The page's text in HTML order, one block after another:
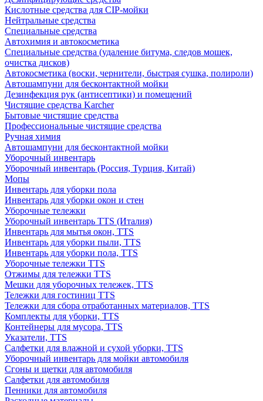
Кислотные средства для CIP-мойки
Нейтральные средства
Специальные средства
Автохимия и автокосметика
Специальные средства (удаление битума, следов мошек,
очистка дисков)
Автокосметика (воски, чернители, быстрая сушка, полироли)
Автошампуни для бесконтактной мойки
Дезинфекция рук (антисептики) и помещений
Чистящие средства Karcher
Бытовые чистящие средства
Профессиональные чистящие средства
Ручная химия
Автошампуни для бесконтактной мойки
Уборочный инвентарь
Уборочный инвентарь (Россия, Турция, Китай)
Мопы
Инвентарь для уборки пола
Инвентарь для уборки окон и стен
Уборочные тележки
Уборочный инвентарь TTS (Италия)
Инвентарь для мытья окон, TTS
Инвентарь для уборки пыли, TTS
Инвентарь для уборки пола, TTS
Уборочные тележки TTS
Отжимы для тележки TTS
Мешки для уборочных тележек, TTS
Тележки для гостиниц TTS
Тележки для сбора отработанных материалов, TTS
Комплекты для уборки, TTS
Контейнеры для мусора, TTS
Указатели, TTS
Салфетки для влажной и сухой уборки, TTS
Уборочный инвентарь для мойки автомобиля
Сгоны и щетки для автомобиля
Салфетки для автомобиля
Пенники для автомобиля